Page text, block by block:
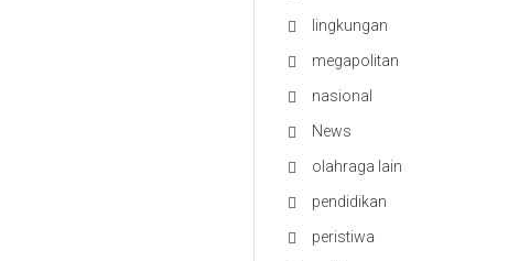
lingkungan
megapolitan
nasional
News
olahraga lain
pendidikan
peristiwa